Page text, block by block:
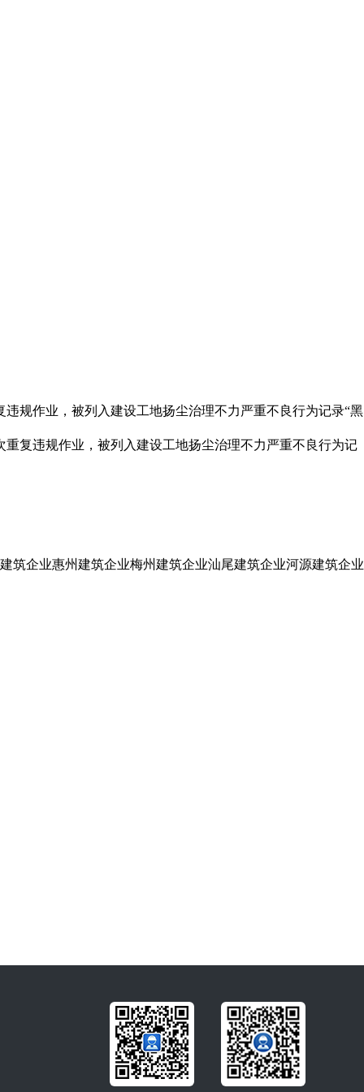
规作业，被列入建设工地扬尘治理不力严重不良行为记录“黑
复违规作业，被列入建设工地扬尘治理不力严重不良行为记
筑企业惠州建筑企业梅州建筑企业汕尾建筑企业河源建筑企业